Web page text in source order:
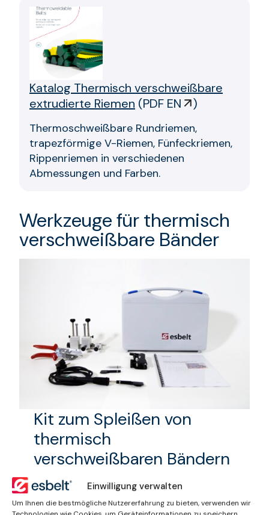
Einwilligung verwalten
Um Ihnen die bestmögliche Nutzererfahrung zu bieten, verwenden wir
Katalog Thermisch verschweißbare
extrudierte Riemen (PDF EN )
Thermoschweißbare Rundriemen,
trapezförmige V-Riemen, Fünfeckriemen,
Rippenriemen in verschiedenen
Abmessungen und Farben.
Werkzeuge für thermisch
verschweißbare Bänder
Kit zum Spleißen von
thermisch
verschweißbaren Bändern
Komplettes Werkzeugset zum
Spleißen von thermisch
verschweißbaren Bändern,